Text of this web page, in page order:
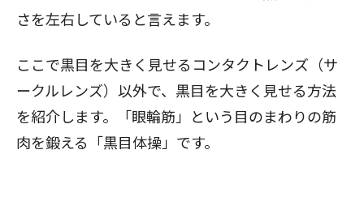
さを左右していると言えます。
ここで黒目を大きく見せるコンタクトレンズ（サ
ークルレンズ）以外で、黒目を大きく見せる方法
を紹介します。「眼輪筋」という目のまわりの筋
肉を鍛える「黒目体操」です。